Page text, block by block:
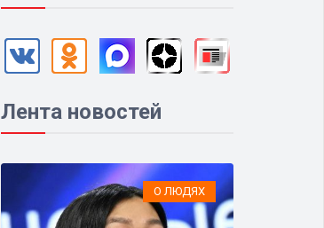
Лента новостей
О ЛЮДЯХ